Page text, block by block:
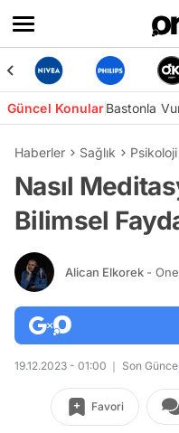
Güncel KonularBastonla
Haberler Sağlık Psikoloji
Nasıl
Bilimsel
Alican Elkorek -
19.12.2023 - 01:00 Son
Favori